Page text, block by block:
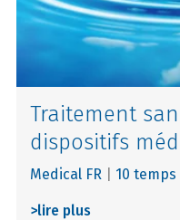
Traitement
dispositifs
Medical FR 10
>lire plus